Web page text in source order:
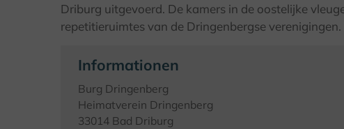
Driburg uitgevoerd. De kamers in de oostelijke
repetitieruimtes van de Dringenbergse
Informationen
Burg Dringenberg
Heimatverein Dringenberg
33014 Bad Driburg